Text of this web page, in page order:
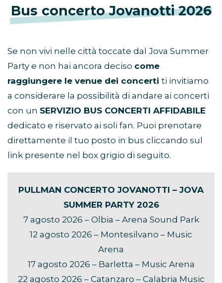
Bus concerto Jovanotti 2026
Se non vivi nelle città toccate dal Jova Summer
Party e non hai ancora deciso come
raggiungere le venue dei concerti ti invitiamo
a considerare la possibilità di andare ai concerti
con un SERVIZIO BUS CONCERTI AFFIDABILE
dedicato e riservato ai soli fan. Puoi prenotare
direttamente il tuo posto in bus cliccando sul
link presente nel box grigio di seguito.
PULLMAN CONCERTO JOVANOTTI – JOVA
SUMMER PARTY 2026
7 agosto 2026 – Olbia – Arena Sound Park
12 agosto 2026 – Montesilvano – Music
Arena
17 agosto 2026 – Barletta – Music Arena
22 agosto 2026 – Catanzaro – Calabria Music